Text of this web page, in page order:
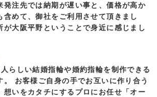
発注先では納期が遅い事と、価格が高か
含めて、御社をご利用させて頂きまし
が大阪平野ということで身近に感じまし
らしい結婚指輪や婚約指輪を制作できる
。 お客様ご自身の手でお互いに作り合う
想いをカタチにするプロにお任せ「オー